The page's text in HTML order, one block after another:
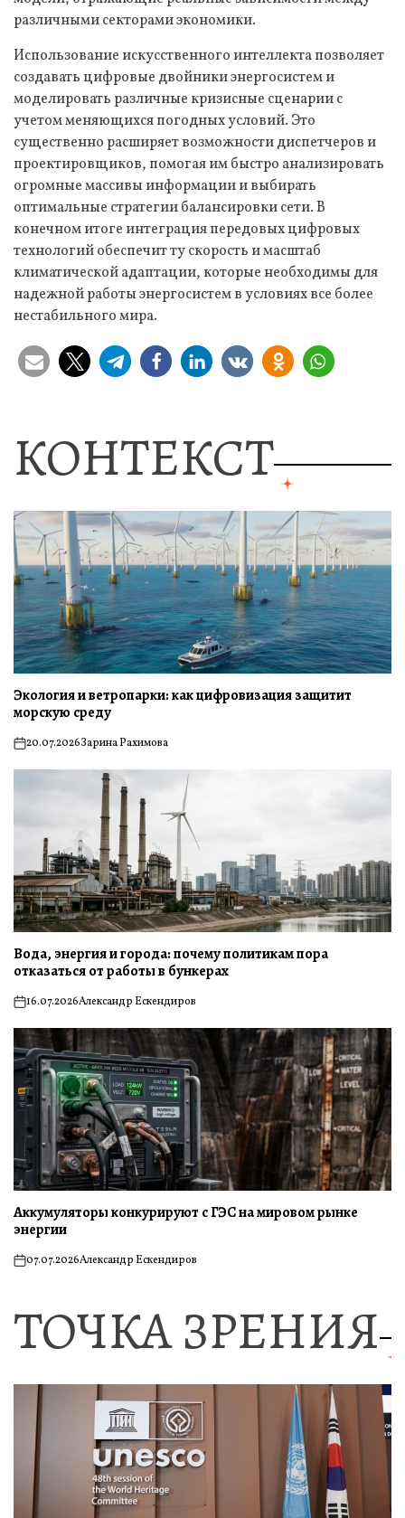
различными секторами экономики.
Использование искусственного интеллекта позволяет
создавать цифровые двойники энергосистем и
моделировать различные кризисные сценарии с
учетом меняющихся погодных условий. Это
существенно расширяет возможности диспетчеров и
проектировщиков, помогая им быстро анализировать
огромные массивы информации и выбирать
оптимальные стратегии балансировки сети. В
конечном итоге интеграция передовых цифровых
технологий обеспечит ту скорость и масштаб
климатической адаптации, которые необходимы для
надежной работы энергосистем в условиях все более
нестабильного мира.
КОНТЕКСТ
Экология и ветропарки: как цифровизация защитит
морскую среду
on20.07.2026Зарина Рахимова
Вода, энергия и города: почему политикам пора
отказаться от работы в бункерах
on16.07.2026Александр Ескендиров
Аккумуляторы конкурируют с ГЭС на мировом рынке
энергии
on07.07.2026Александр Ескендиров
ТОЧКА ЗРЕНИЯ